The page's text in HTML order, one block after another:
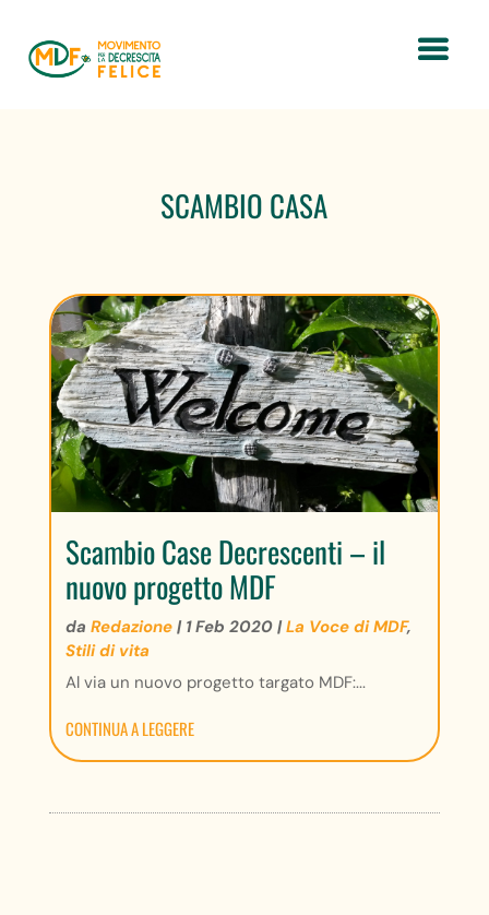
SCAMBIO CASA
Scambio Case Decrescenti – il
nuovo progetto MDF
da Redazione| 1 Feb 2020|La Voce di MDF,
Stili di vita
Al via un nuovo progetto targato MDF:...
CONTINUA A LEGGERE